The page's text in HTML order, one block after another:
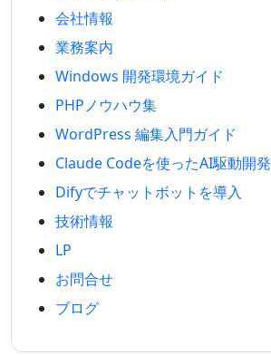
会社情報
業務案内
Windows 開発環境ガイド
PHPノウハウ集
WordPress 編集入門ガイド
Claude Codeを使ったAI駆動開発
Difyでチャットボットを導入
技術情報
LP
お問合せ
ブログ